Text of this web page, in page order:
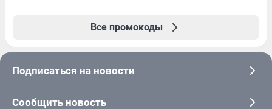
Все промокоды
Подписаться на новости
Сообщить новость